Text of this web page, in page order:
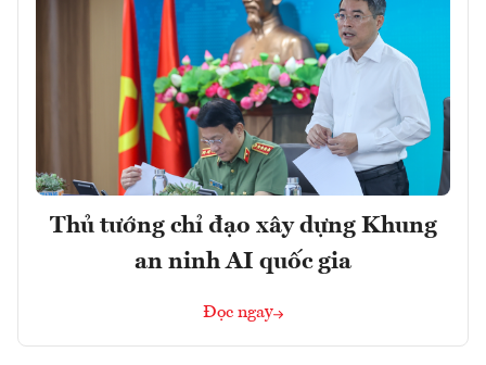
Thủ tướng chỉ đạo xây dựng Khung
an ninh AI quốc gia
Đọc ngay